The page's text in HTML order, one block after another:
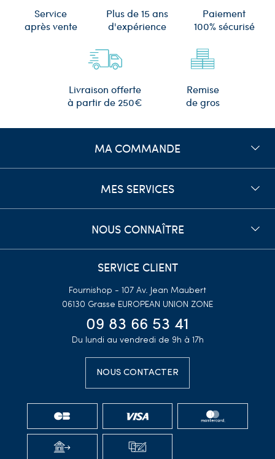
Service
après vente
Plus de 15 ans
d'expérience
Paiement
100% sécurisé
Livraison offerte
à partir de 250€
Remise
de gros
MA COMMANDE
MES SERVICES
NOUS CONNAÎTRE
SERVICE CLIENT
Fournishop - 107 Av. Jean Maubert
06130 Grasse EUROPEAN UNION ZONE
09 83 66 53 41
Du lundi au vendredi de 9h à 17h
NOUS CONTACTER